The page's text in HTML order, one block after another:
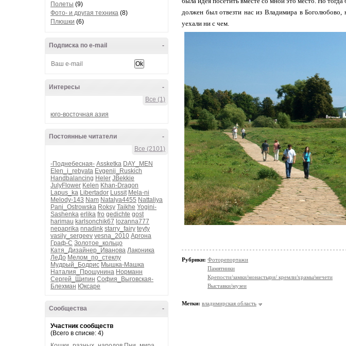
Полеты (9)
Фото- и другая техника (8)
Плюшки (6)
-
Подписка по e-mail
-
Интересы
Все (1)
юго-восточная азия
-
Постоянные читатели
Все (2101)
-Поднебесная- Assketka DAY_MEN
Elen_i_rebyata Evgenij_Ruskich
Handbalancing Heler JBekkie
JulyFlower Kelen Khan-Dragon
Lapus_ka Libertador Lussit Mela-ni
Melody-143 Nam Natalya4455 Nattaliya
Pani_Ostrowska Roksy Taikhe Yogini-
Sashenka erlika fro gedichte gost
harimau karlsonchik67 lozanna777
nepaprika nnadink starry_fairy teyty
vasily_sergeev vesna_2010 Аргона
Граф-С Золотое_кольцо
Катя_Дизайнер_Иванова Лаконика
ЛеДо Мелом_по_стеклу
Мудрый_Бодрис Мышка-Машка
Наталия_Прошунина Норманн
Сергей_Щипин София_Выговская-
Блехман Юксаре
-
Сообщества
Участник сообществ
(Всего в списке: 4)
должен был отвезти нас из Владимира в
уехали ни с чем.
Рубрики: Фоторепортажи
Памятники
Крепости/замки/монастыри/ кремли/храмы/мечети
Выставки/музеи
Метки: владимирская область